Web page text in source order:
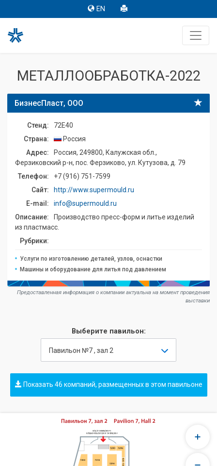
EN
МЕТАЛЛООБРАБОТКА-2022
БизнесПласт, ООО
Стенд:
72E40
Страна:
Россия
Адрес:
Россия, 249800, Калужская обл.,
Ферзиковский р-н, пос. Ферзиково, ул. Кутузова, д. 79
Телефон:
+7 (916) 751-7599
Сайт:
http://www.supermould.ru
E-mail:
info@supermould.ru
Описание:
Производство пресс-форм и литье изделий
из пластмасс.
Рубрики:
Услуги по изготовлению деталей, узлов, оснастки
Машины и оборудование для литья под давлением
Предоставленная информация о компании актуальна на момент проведения
выставки
Выберите павильон:
Павильон №7 , зал 2
Показать 46 компаний, размещенных в этом павильоне